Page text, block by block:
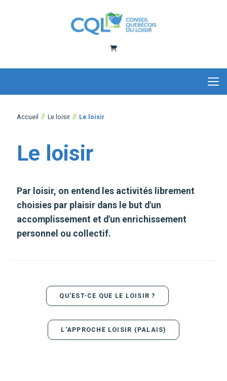
Panier
Accueil Le loisir Le loisir
Le loisir
Par loisir, on entend les activités librement
choisies par plaisir dans le but d'un
accomplissement et d'un enrichissement
personnel ou collectif.
QU'EST-CE QUE LE LOISIR ?
L'APPROCHE LOISIR (PALAIS)